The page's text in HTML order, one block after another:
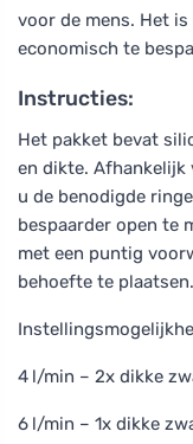
voor de mens. Het
economisch te
Instructies:
Het pakket bevat
en dikte.
u de benodigde
bespaarder open te
met een puntig
behoefte te plaatsen.
4 l/min – 2x dikke
6 l/min – 1x dikke